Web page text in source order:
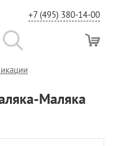
+7 (495) 380-14-00
Маляка